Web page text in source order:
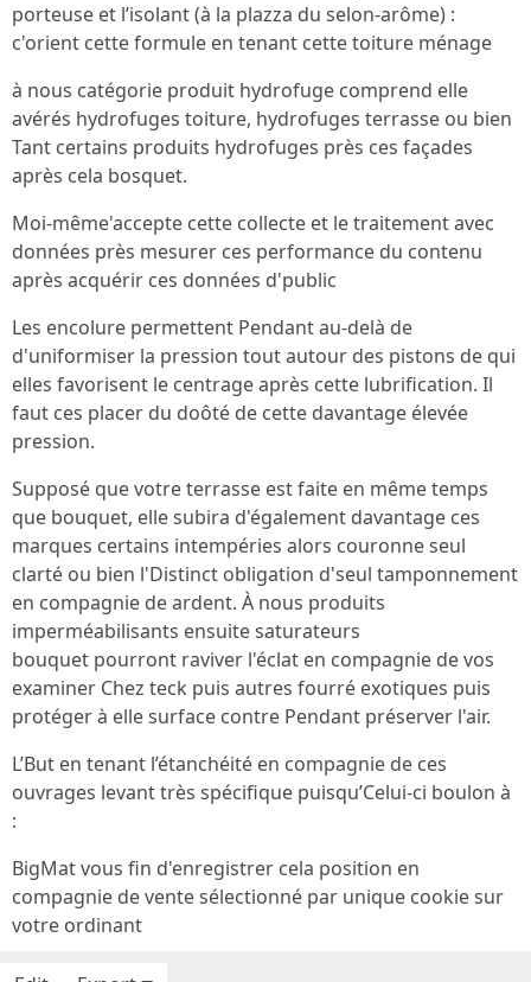
porteuse et l’isolant (à la plazza du selon-arôme) :
c'orient cette formule en tenant cette toiture ménage
à nous catégorie produit hydrofuge comprend elle
avérés hydrofuges toiture, hydrofuges terrasse ou bien
Tant certains produits hydrofuges près ces façades
après cela bosquet.
Moi-même'accepte cette collecte et le traitement avec
données près mesurer ces performance du contenu
après acquérir ces données d'public
Les encolure permettent Pendant au-delà de
d'uniformiser la pression tout autour des pistons de qui
elles favo­risent le centrage après cette lubrification. Il
faut ces placer du doôté de cette davantage élevée
pression.
Supposé que votre terrasse est faite en même temps
que bouquet, elle subira d'également davantage ces
marques certains intempéries alors couronne seul
clarté ou bien l'Distinct obligation d'seul tamponnement
en compagnie de ardent. À nous produits
imperméabilisants ensuite saturateurs
bouquet pourront raviver l'éclat en compagnie de vos
examiner Chez teck puis autres fourré exotiques puis
protéger à elle surface contre Pendant préserver l'air.
L’But en tenant l’étanchéité en compagnie de ces
ouvrages levant très spécifique puisqu’Celui-ci boulon à
:
BigMat vous fin d'enregistrer cela position en
compagnie de vente sélectionné par unique cookie sur
votre ordinant